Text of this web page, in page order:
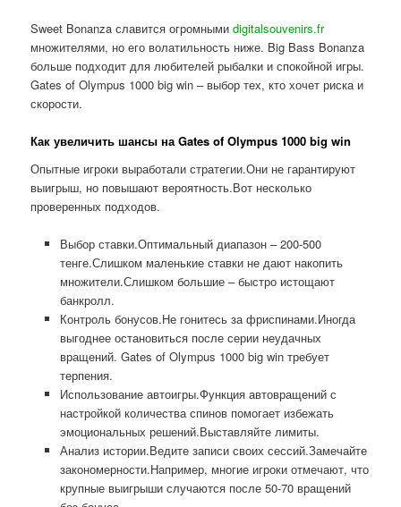
Sweet Bonanza славится огромнымиdigitalsouvenirs.fr
множителями, но его волатильность ниже. Big Bass Bonanza
больше подходит для любителей рыбалки и спокойной игры.
Gates of Olympus 1000 big win – выбор тех, кто хочет риска и
скорости.
Как увеличить шансы на Gates of Olympus 1000 big win
Опытные игроки выработали стратегии.Они не гарантируют
выигрыш, но повышают вероятность.Вот несколько
проверенных подходов.
Выбор ставки.Оптимальный диапазон – 200-500
тенге.Слишком маленькие ставки не дают накопить
множители.Слишком большие – быстро истощают
банкролл.
Контроль бонусов.Не гонитесь за фриспинами.Иногда
выгоднее остановиться после серии неудачных
вращений. Gates of Olympus 1000 big win требует
терпения.
Использование автоигры.Функция автовращений с
настройкой количества спинов помогает избежать
эмоциональных решений.Выставляйте лимиты.
Анализ истории.Ведите записи своих сессий.Замечайте
закономерности.Например, многие игроки отмечают, что
крупные выигрыши случаются после 50-70 вращений